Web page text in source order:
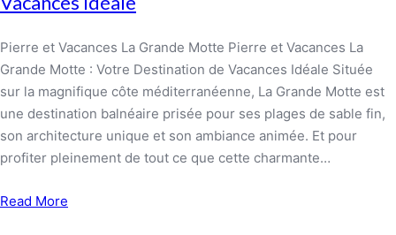
Pierre et Vacances La Grande Motte Pierre et Vacances La
Grande Motte : Votre Destination de Vacances Idéale Située
sur la magnifique côte méditerranéenne, La Grande Motte est
une destination balnéaire prisée pour ses plages de sable fin,
son architecture unique et son ambiance animée. Et pour
profiter pleinement de tout ce que cette charmante…
Read More